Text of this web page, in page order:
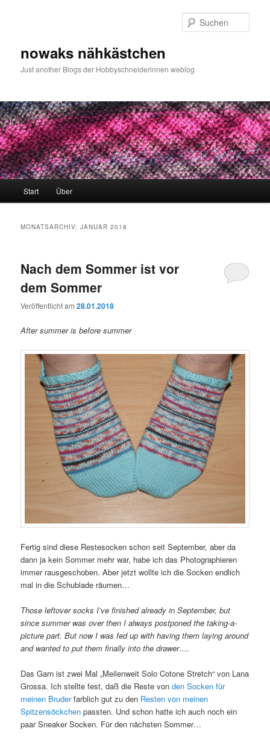
nowaks nähkästchen
Just another Blogs der Hobbyschneiderinnen weblog
Start Über
MONATSARCHIV:JANUAR 2018
Nach dem Sommer ist vor
dem Sommer
Veröffentlicht am28.01.2018
After summer is before summer
Fertig sind diese Restesocken schon seit September, aber da
dann ja kein Sommer mehr war, habe ich das Photographieren
immer rausgeschoben. Aber jetzt wollte ich die Socken endlich
mal in die Schublade räumen…
Those leftover socks I’ve finished already in September, but
since summer was over then I always postponed the taking-a-
picture part. But now I was fed up with having them laying around
and wanted to put them finally into the drawer….
Das Garn ist zwei Mal „Meilenweit Solo Cotone Stretch“ von Lana
Grossa. Ich stellte fest, daß die Reste vonden Socken für
meinen Bruderfarblich gut zu den Resten von meinen
Spitzensöckchenpassten. Und schon hatte ich auch noch ein
paar Sneaker Socken. Für den nächsten Sommer…